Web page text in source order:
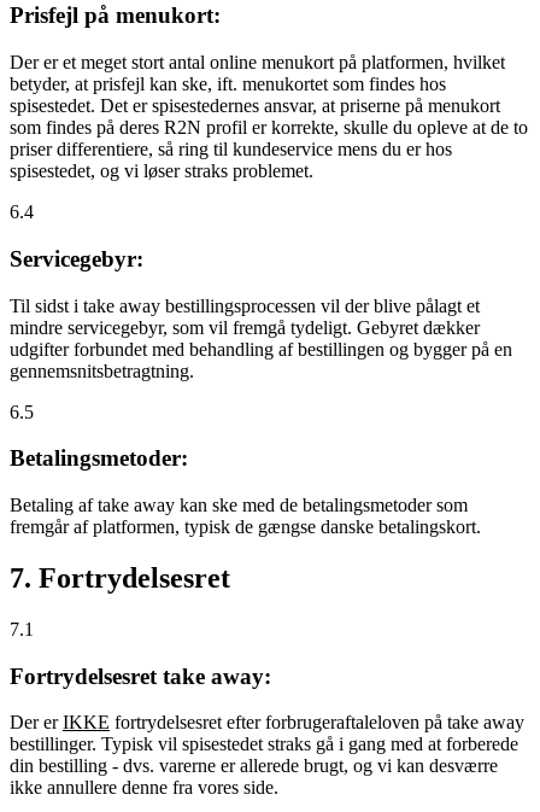
Prisfejl på menukort:
Der er et meget stort antal online menukort på platformen, hvilket
betyder, at prisfejl kan ske, ift. menukortet som findes hos
spisestedet. Det er spisestedernes ansvar, at priserne på menukort
som findes på deres R2N profil er korrekte, skulle du opleve at de to
priser differentiere, så ring til kundeservice mens du er hos
spisestedet, og vi løser straks problemet.
6.4
Servicegebyr:
Til sidst i take away bestillingsprocessen vil der blive pålagt et
mindre servicegebyr, som vil fremgå tydeligt. Gebyret dækker
udgifter forbundet med behandling af bestillingen og bygger på en
gennemsnitsbetragtning.
6.5
Betalingsmetoder:
Betaling af take away kan ske med de betalingsmetoder som
fremgår af platformen, typisk de gængse danske betalingskort.
7. Fortrydelsesret
7.1
Fortrydelsesret take away:
Der erIKKE fortrydelsesret efter forbrugeraftaleloven på take away
bestillinger. Typisk vil spisestedet straks gå i gang med at forberede
din bestilling - dvs. varerne er allerede brugt, og vi kan desværre
ikke annullere denne fra vores side.